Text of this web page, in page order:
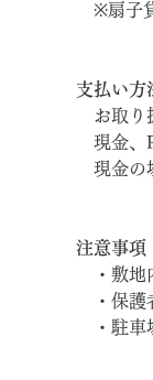
※扇子
支払い方
お取り
現金、
現金の
注意事項
・敷地
・保護
・駐車